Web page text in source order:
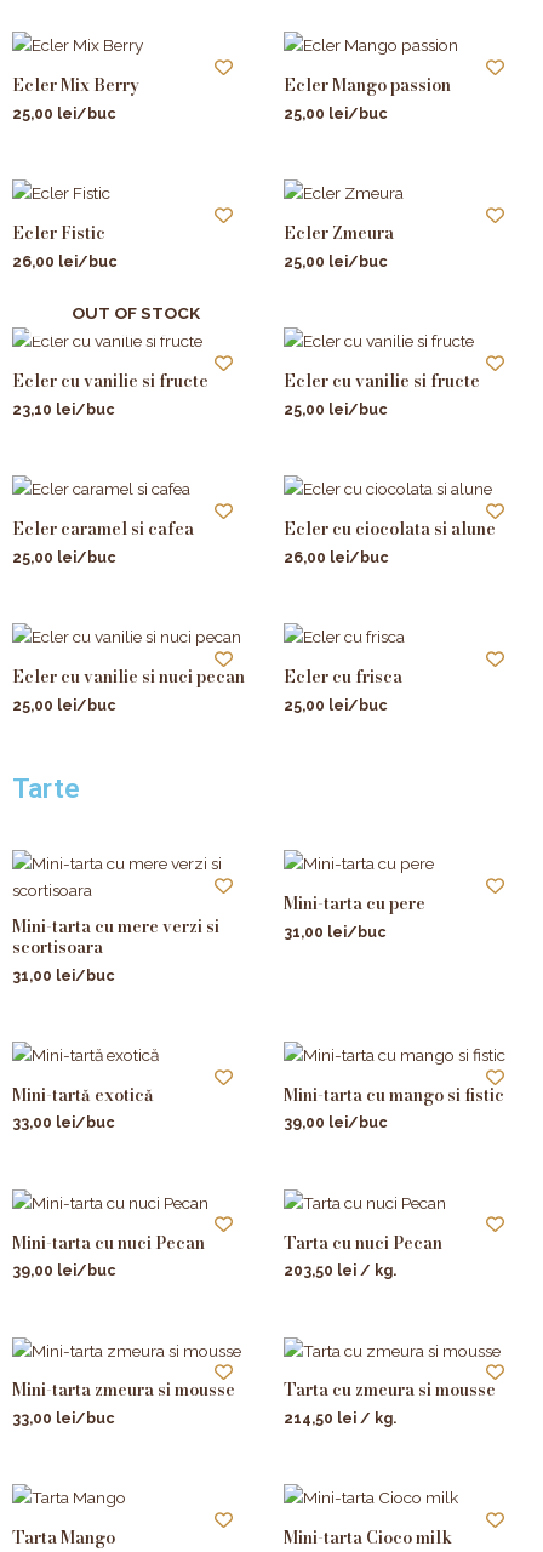
Ecler Mix Berry
25,00 lei/buc
Ecler Mango passion
25,00 lei/buc
Ecler Fistic
26,00 lei/buc
Ecler Zmeura
25,00 lei/buc
OUT OF STOCK
Ecler cu vanilie si fructe
23,10 lei/buc
Ecler cu vanilie si fructe
25,00 lei/buc
Ecler caramel si cafea
25,00 lei/buc
Ecler cu ciocolata si alune
26,00 lei/buc
Ecler cu vanilie si nuci pecan
25,00 lei/buc
Ecler cu frisca
25,00 lei/buc
Tarte
Mini-tarta cu mere verzi si
scortisoara
31,00 lei/buc
Mini-tarta cu pere
31,00 lei/buc
Mini-tartă exotică
33,00 lei/buc
Mini-tarta cu mango si fistic
39,00 lei/buc
Mini-tarta cu nuci Pecan
39,00 lei/buc
Tarta cu nuci Pecan
203,50 lei / kg.
Mini-tarta zmeura si mousse
33,00 lei/buc
Tarta cu zmeura si mousse
214,50 lei / kg.
Tarta Mango Mini-tarta Cioco milk